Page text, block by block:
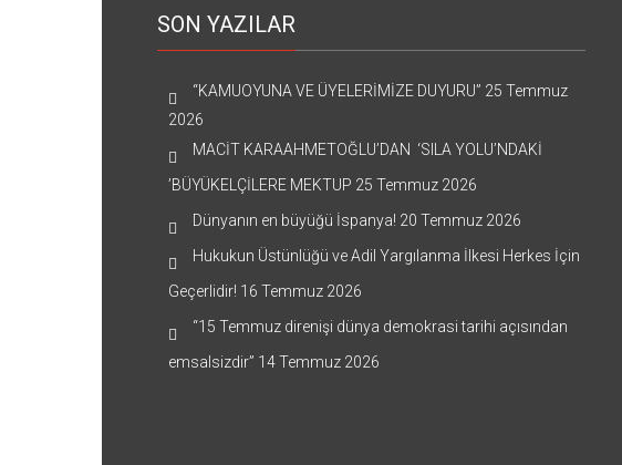
SON YAZILAR
“KAMUOYUNA VE ÜYELERİMİZE DUYURU” 25 Temmuz
2026
MACİT KARAAHMETOĞLU’DAN ‘SILA YOLU’NDAKİ
’BÜYÜKELÇİLERE MEKTUP 25 Temmuz 2026
Dünyanın en büyüğü İspanya! 20 Temmuz 2026
Hukukun Üstünlüğü ve Adil Yargılanma İlkesi Herkes İçin
Geçerlidir! 16 Temmuz 2026
“15 Temmuz direnişi dünya demokrasi tarihi açısından
emsalsizdir” 14 Temmuz 2026